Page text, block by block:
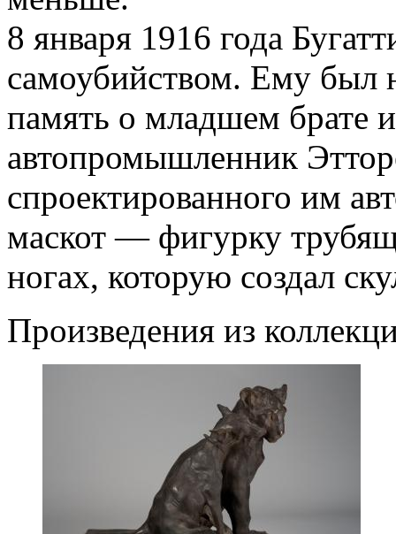
8 января 1916 года
самоубийством. Ему был
память о младшем брате
автопромышленник
спроектированного им
маскот — фигурку
ногах, которую создал
Произведения из